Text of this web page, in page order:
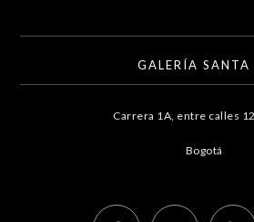
GALERÍA SANTA
Carrera 1A, entre calles
Bogotá